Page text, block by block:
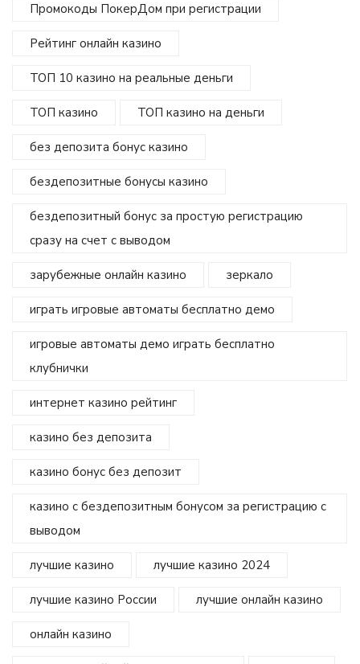
Промокоды ПокерДом при регистрации
Рейтинг онлайн казино
ТОП 10 казино на реальные деньги
ТОП казино ТОП казино на деньги
без депозита бонус казино
бездепозитные бонусы казино
бездепозитный бонус за простую регистрацию
сразу на счет с выводом
зарубежные онлайн казино зеркало
играть игровые автоматы бесплатно демо
игровые автоматы демо играть бесплатно
клубнички
интернет казино рейтинг
казино без депозита
казино бонус без депозит
казино с бездепозитным бонусом за регистрацию с
выводом
лучшие казино лучшие казино 2024
лучшие казино России лучшие онлайн казино
онлайн казино